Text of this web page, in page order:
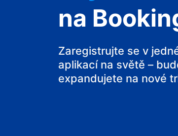
svůj
svou
na
Zaregistrujte se v
aplikací na světě –
expandujete na nové